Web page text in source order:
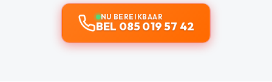
NU BEREIKBAAR
BEL 085 019 57 42